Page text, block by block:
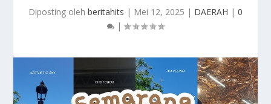
Diposting oleh beritahits | Mei 12, 2025 | DAERAH | 0
|